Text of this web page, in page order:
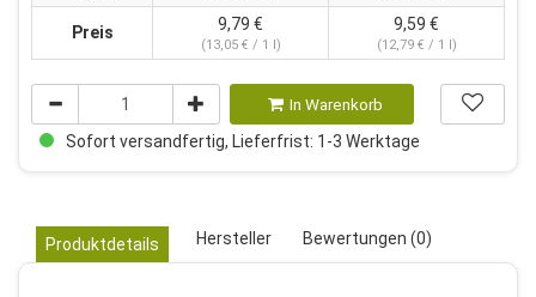
Preis 9,79 €
(13,05 € / 1 l)
9,59 €
(12,79 € / 1 l)
In Warenkorb
Sofort versandfertig, Lieferfrist: 1-3 Werktage
Produktdetails Hersteller Bewertungen (0)